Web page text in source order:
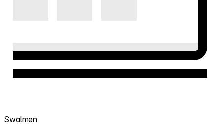
Swalmen